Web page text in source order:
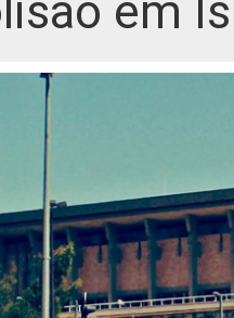
em